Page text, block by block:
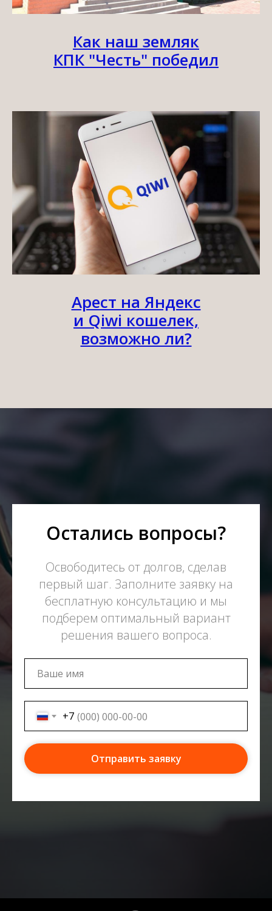
Как наш земляк
КПК "Честь" победил
Арест на Яндекс
и Qiwi кошелек,
возможно ли?
Остались вопросы?
Освободитесь от долгов, сделав
первый шаг. Заполните заявку на
бесплатную консультацию и мы
подберем оптимальный вариант
решения вашего вопроса.
+7
Отправить заявку